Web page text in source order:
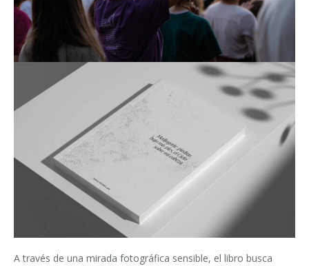
A través de una mirada fotográfica sensible, el libro busca